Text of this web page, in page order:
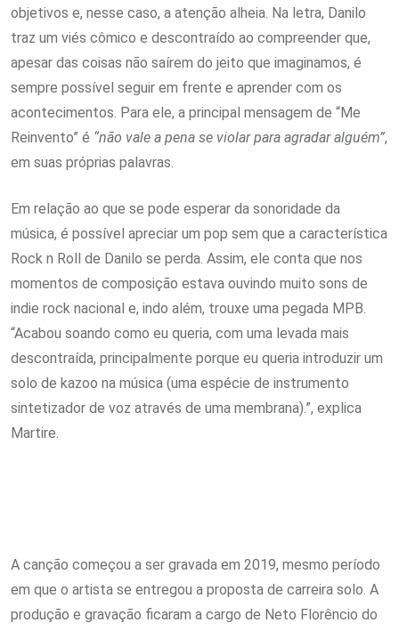
objetivos e, nesse caso, a atenção alheia. Na letra, Danilo
traz um viés cômico e descontraído ao compreender que,
apesar das coisas não saírem do jeito que imaginamos, é
sempre possível seguir em frente e aprender com os
acontecimentos. Para ele, a principal mensagem de “Me
Reinvento” é “não vale a pena se violar para agradar alguém”,
em suas próprias palavras.
Em relação ao que se pode esperar da sonoridade da
música, é possível apreciar um pop sem que a característica
Rock n Roll de Danilo se perda. Assim, ele conta que nos
momentos de composição estava ouvindo muito sons de
indie rock nacional e, indo além, trouxe uma pegada MPB.
“Acabou soando como eu queria, com uma levada mais
descontraída, principalmente porque eu queria introduzir um
solo de kazoo na música (uma espécie de instrumento
sintetizador de voz através de uma membrana).”, explica
Martire.
A canção começou a ser gravada em 2019, mesmo período
em que o artista se entregou a proposta de carreira solo. A
produção e gravação ficaram a cargo de Neto Florêncio do